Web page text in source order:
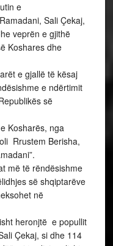
heronjtë e popullit
Çekaj, si dhe 114
si tradicionalisht,
më të larta të
në Betejën e
e Pavarësisë së
në Prishtinë.
KAPITULL I
së
ka marrë pjesë në
i cili u
e Shqipes”.
vjetëve, në
operacionit ushtarak
të rëndësishëm të